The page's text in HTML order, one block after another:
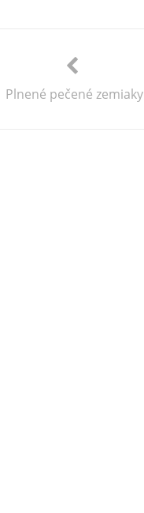
Plnené pečené zemiaky